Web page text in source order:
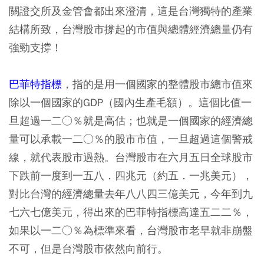
關證交所及金管會都出來澄清，這是台灣獨特的產業
結構所致，台灣股市撐起的市值與總體經濟總量仍有
強勁支撐！
巴菲特指標 ，指的是用一個國家的整體股市總市值來
除以一個國家的GDP（國內生產毛額）。這個比值一
旦超過一二○％就是高估；也就是一個國家的經濟總
量可以承載一二○％的股市市值，一旦超過這個警戒
線，就代表股市過熱。台灣股市在六月五日全球股市
下跌前一度到一五八．四兆元（約五．一兆美元），
對比台灣的經濟總量去年八八四三億美元，今年到九
七六七億美元，得出來的巴菲特指標高達五二二％，
如果以一二○％為標準來看，台灣股市老早就非崩盤
不可，但是台灣股市依然向前行。